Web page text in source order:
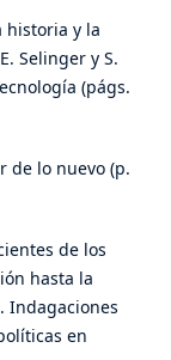
historia y la
Selinger y S.
(págs.
de lo nuevo (p.
de los
hasta la
Indagaciones
en